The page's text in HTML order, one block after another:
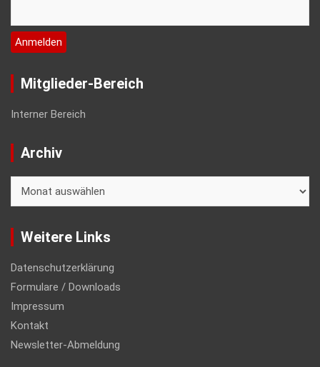
Mitglieder-Bereich
Interner Bereich
Archiv
Weitere Links
Datenschutzerklärung
Formulare / Downloads
Impressum
Kontakt
Newsletter-Abmeldung